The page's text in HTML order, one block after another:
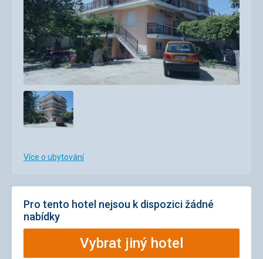
Více o ubytování
Pro tento hotel nejsou k dispozici žádné
nabídky
Vybrat jiný hotel